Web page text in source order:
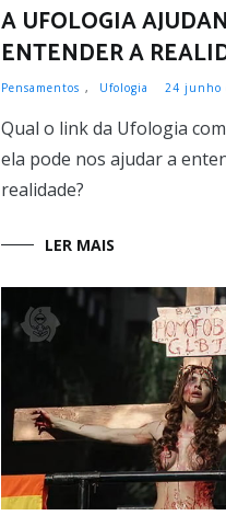
A UFOLOGIA
ENTENDER A
Pensamentos , Ufologia 24 junho
Qual o link da Ufologia
ela pode nos ajudar a
realidade?
LER MAIS